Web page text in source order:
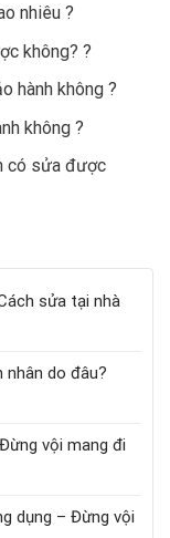
nhiêu ?
không? ?
hành không ?
không ?
có sửa được
sửa tại nhà
nhân do đâu?
vội mang đi
dụng – Đừng vội